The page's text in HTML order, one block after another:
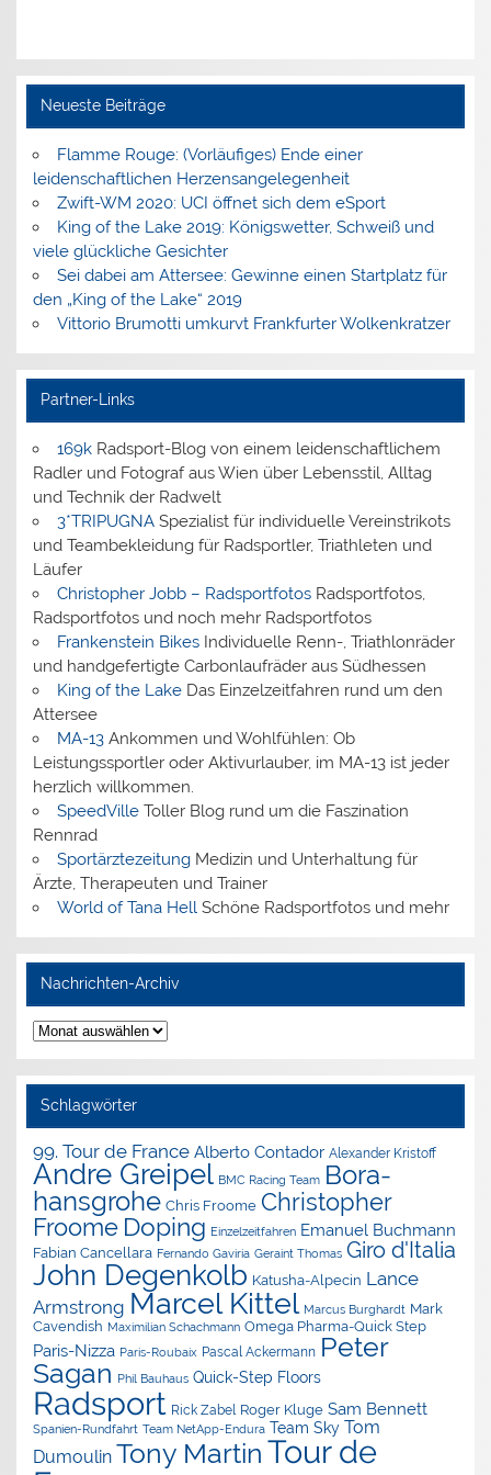
Neueste Beiträge
Flamme Rouge: (Vorläufiges) Ende einer
leidenschaftlichen Herzensangelegenheit
Zwift-WM 2020: UCI öffnet sich dem eSport
King of the Lake 2019: Königswetter, Schweiß und
viele glückliche Gesichter
Sei dabei am Attersee: Gewinne einen Startplatz für
den „King of the Lake“ 2019
Vittorio Brumotti umkurvt Frankfurter Wolkenkratzer
Partner-Links
169kRadsport-Blog von einem leidenschaftlichem
Radler und Fotograf aus Wien über Lebensstil, Alltag
und Technik der Radwelt
3*TRIPUGNASpezialist für individuelle Vereinstrikots
und Teambekleidung für Radsportler, Triathleten und
Läufer
Christopher Jobb – RadsportfotosRadsportfotos,
Radsportfotos und noch mehr Radsportfotos
Frankenstein BikesIndividuelle Renn-, Triathlonräder
und handgefertigte Carbonlaufräder aus Südhessen
King of the LakeDas Einzelzeitfahren rund um den
Attersee
MA-13Ankommen und Wohlfühlen: Ob
Leistungssportler oder Aktivurlauber, im MA-13 ist jeder
herzlich willkommen.
SpeedVilleToller Blog rund um die Faszination
Rennrad
SportärztezeitungMedizin und Unterhaltung für
Ärzte, Therapeuten und Trainer
World of Tana HellSchöne Radsportfotos und mehr
Nachrichten-Archiv
Nachrichten-
Archiv
Schlagwörter
99. Tour de France Alberto Contador Alexander Kristoff
Andre Greipel BMC Racing Team Bora-
hansgrohe Chris Froome Christopher
Froome Doping Einzelzeitfahren Emanuel Buchmann
Fabian Cancellara Fernando Gaviria Geraint Thomas Giro d'Italia
John Degenkolb Katusha-Alpecin Lance
Armstrong Marcel Kittel Marcus Burghardt Mark
Cavendish Maximilian Schachmann Omega Pharma-Quick Step
Paris-Nizza Paris-Roubaix Pascal Ackermann Peter
Sagan Phil Bauhaus Quick-Step Floors
Radsport Rick Zabel Roger Kluge Sam Bennett
Spanien-Rundfahrt Team NetApp-Endura Team Sky Tom
Dumoulin Tony Martin Tour de